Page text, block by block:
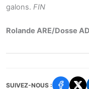
galons. FIN
Rolande ARE/Dosse
SUIVEZ-NOUS :